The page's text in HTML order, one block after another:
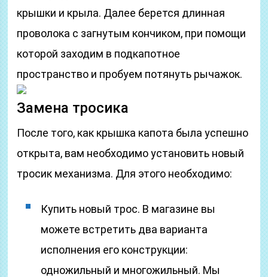
крышки и крыла. Далее берется длинная
проволока с загнутым кончиком, при помощи
которой заходим в подкапотное
пространство и пробуем потянуть рычажок.
Замена тросика
После того, как крышка капота была успешно
открыта, вам необходимо установить новый
тросик механизма. Для этого необходимо:
Купить новый трос. В магазине вы
можете встретить два варианта
исполнения его конструкции:
одножильный и многожильный. Мы